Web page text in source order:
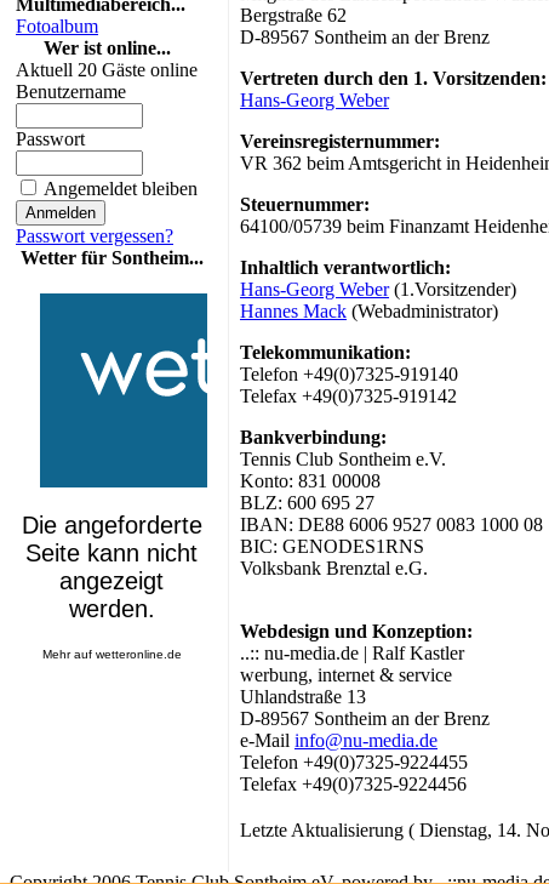
Fotoalbum
Wer ist online...
Aktuell 20 Gäste online
Benutzername
Passwort
Angemeldet bleiben
Passwort vergessen?
Wetter für Sontheim...
Mehr auf wetteronline.de
Bergstraße 62
D-89567 Sontheim an der Brenz
Vertreten durch den 1. Vorsitzenden:
Hans-Georg Weber
Vereinsregisternummer:
VR 362 beim Amtsgericht in
Steuernummer:
64100/05739 beim Finanzamt
Inhaltlich verantwortlich:
Hans-Georg Weber(1.Vorsitzender)
Hannes Mack (Webadministrator)
Telekommunikation:
Telefon +49(0)7325-919140
Telefax +49(0)7325-919142
Bankverbindung:
Tennis Club Sontheim e.V.
Konto: 831 00008
BLZ: 600 695 27
IBAN: DE88 6006 9527 0083 1000 08
BIC: GENODES1RNS
Volksbank Brenztal e.G.
Webdesign und Konzeption:
..:: nu-media.de | Ralf Kastler
werbung, internet & service
Uhlandstraße 13
D-89567 Sontheim an der Brenz
e-Mail info@nu-media.de
Telefon +49(0)7325-9224455
Telefax +49(0)7325-9224456
Letzte Aktualisierung ( Dienstag, 14.